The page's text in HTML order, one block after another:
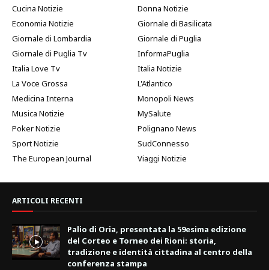
Cucina Notizie
Donna Notizie
Economia Notizie
Giornale di Basilicata
Giornale di Lombardia
Giornale di Puglia
Giornale di Puglia Tv
InformaPuglia
Italia Love Tv
Italia Notizie
La Voce Grossa
L'Atlantico
Medicina Interna
Monopoli News
Musica Notizie
MySalute
Poker Notizie
Polignano News
Sport Notizie
SudConnesso
The European Journal
Viaggi Notizie
ARTICOLI RECENTI
Palio di Oria, presentata la 59esima edizione
del Corteo e Torneo dei Rioni: storia,
tradizione e identità cittadina al centro della
conferenza stampa